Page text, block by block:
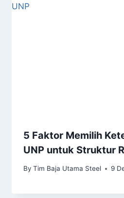
5 Faktor Memilih
UNP untuk Struktur
By Tim Baja Utama Steel 9